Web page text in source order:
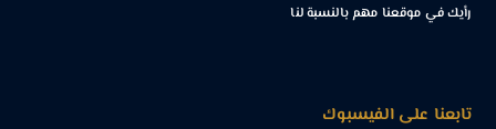
رأيك في موقعنا مهم بالنسبة لنا
تابعنا على الفيسبوك